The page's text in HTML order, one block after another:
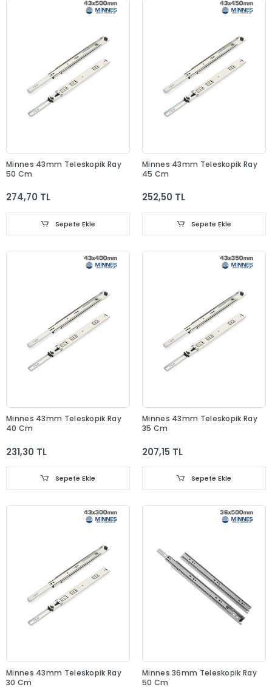
Minnes 43mm Teleskopik Ray
50 Cm
274,70 TL
Sepete Ekle
Minnes 43mm Teleskopik Ray
45 Cm
252,50 TL
Sepete Ekle
Minnes 43mm Teleskopik Ray
40 Cm
231,30 TL
Sepete Ekle
Minnes 43mm Teleskopik Ray
35 Cm
207,15 TL
Sepete Ekle
Minnes 43mm Teleskopik Ray
30 Cm
Minnes 36mm Teleskopik Ray
50 Cm